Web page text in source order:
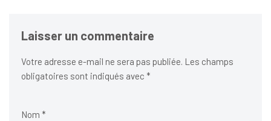
Laisser un commentaire
Votre adresse e-mail ne sera pas publiée. Les champs
obligatoires sont indiqués avec *
Nom *